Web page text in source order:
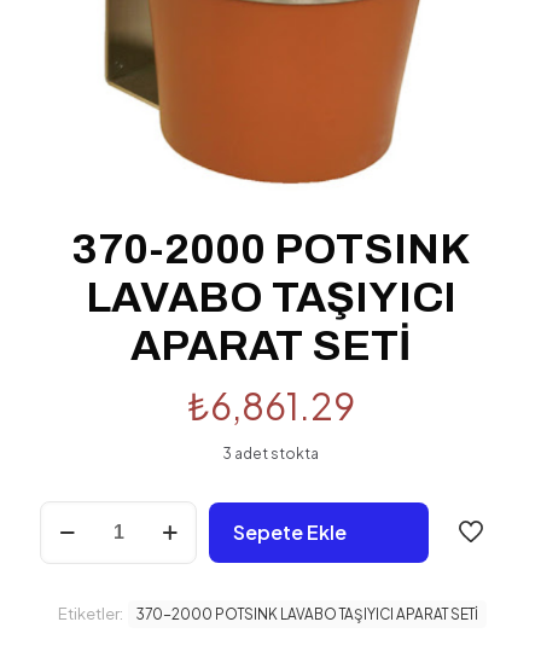
370-2000 POTSINK
LAVABO TAŞIYICI
APARAT SETİ
₺6,861.29
3 adet stokta
370-
2000
POTSINK
APARAT
Sepete Ekle
Etiketler: 370-2000 POTSINK LAVABO TAŞIYICI APARAT SETİ